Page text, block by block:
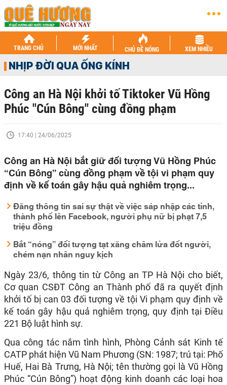
TRANG CHỦ MỚI NHẤT CHỦ ĐỀ NÓNG XEM NHIỀU
NHỊP ĐỜI QUA ỐNG KÍNH
Công an Hà Nội khởi tố Tiktoker Vũ Hồng
Phúc "Cún Bông" cùng đồng phạm
17:40 | 24/06/2025
Công an Hà Nội bắt giữ đối tượng Vũ Hồng Phúc
“Cún Bông” cùng đồng phạm về tội vi phạm quy
định về kế toán gây hậu quả nghiêm trọng...
Đăng thông tin sai sự thật về việc sáp nhập các tỉnh,
thành phố lên Facebook, người phụ nữ bị phạt 7,5
triệu đồng
Bắt “nóng” đối tượng tạt xăng châm lửa đốt người,
chém nạn nhân nguy kịch
Ngày 23/6, thông tin từ Công an TP Hà Nội cho biết,
Cơ quan CSĐT Công an Thành phố đã ra quyết định
khởi tố bị can 03 đối tượng về tội Vi phạm quy định về
kế toán gây hậu quả nghiêm trọng, quy định tại Điều
221 Bộ luật hình sự.
Qua công tác nắm tình hình, Phòng Cảnh sát Kinh tế
CATP phát hiện Vũ Nam Phương (SN: 1987; trú tại: Phố
Huế, Hai Bà Trưng, Hà Nội; tên thường gọi là Vũ Hồng
Phúc “Cún Bông”) hoạt động kinh doanh các loại hoa